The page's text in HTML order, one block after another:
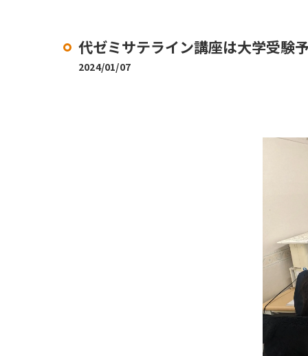
代ゼミサテライン講座は大学受験
2024/01/07